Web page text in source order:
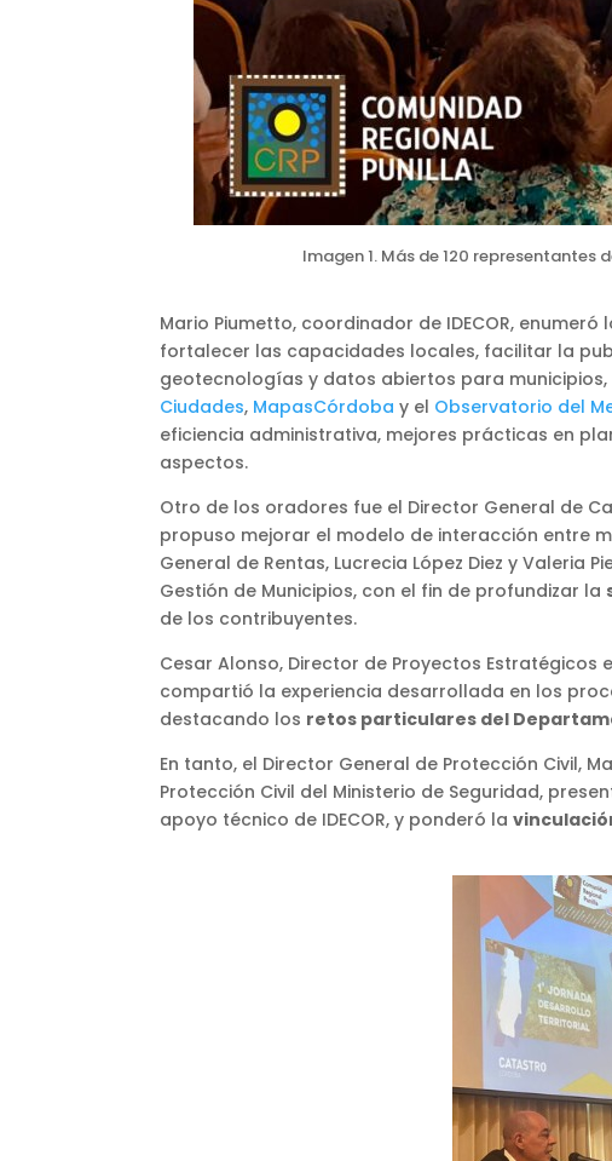
Imagen 1. Más de 120
Mario Piumetto, coordinador de IDECOR, enumeró
fortalecer las capacidades locales, facilitar la
geotecnologías y datos abiertos para
Ciudades, MapasCórdoba y el Observatorio del
eficiencia administrativa, mejores prácticas en
aspectos.
Otro de los oradores fue el Director General de
propuso mejorar el modelo de interacción entre
General de Rentas, Lucrecia López Diez y
Gestión de Municipios, con el fin de profundizar la
de los contribuyentes.
Cesar Alonso, Director de Proyectos Estratégicos
compartió la experiencia desarrollada en los
destacando los retos particulares del
En tanto, el Director General de Protección Civil,
Protección Civil del Ministerio de Seguridad,
apoyo técnico de IDECOR, y ponderó la